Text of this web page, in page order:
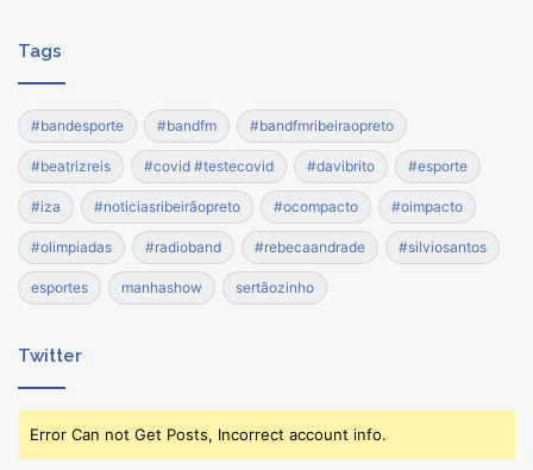
Tags
#bandesporte #bandfm #bandfmribeiraopreto
#beatrizreis #covid #testecovid #davibrito #esporte
#iza #noticiasribeirãopreto #ocompacto #oimpacto
#olimpiadas #radioband #rebecaandrade #silviosantos
esportes manhashow sertãozinho
Twitter
Error Can not Get Posts, Incorrect account info.